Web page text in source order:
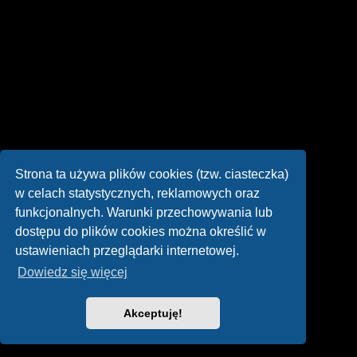
Strona ta używa plików cookies (tzw. ciasteczka)
w celach statystycznych, reklamowych oraz
funkcjonalnych. Warunki przechowywania lub
dostępu do plików cookies można określić w
ustawieniach przeglądarki internetowej.
Dowiedz się więcej
Akceptuję!